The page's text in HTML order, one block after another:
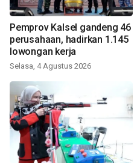
Pemprov Kalsel gandeng 46
perusahaan, hadirkan 1.145
lowongan kerja
Selasa, 4 Agustus 2026